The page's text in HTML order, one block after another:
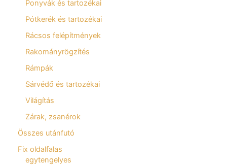
Ponyvák és tartozékai
Pótkerék és tartozékai
Rácsos felépítmények
Rakományrögzítés
Rámpák
Sárvédő és tartozékai
Világítás
Zárak, zsanérok
Összes utánfutó
Fix oldalfalas
egytengelyes